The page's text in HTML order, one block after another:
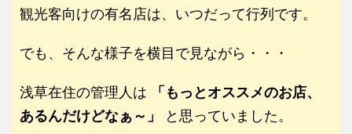
観光客向けの有名店は、いつだって行列です。
でも、そんな様子を横目で見ながら・・・
浅草在住の管理人は
「もっとオススメのお店、
あるんだけどなぁ～」
と思っていました。